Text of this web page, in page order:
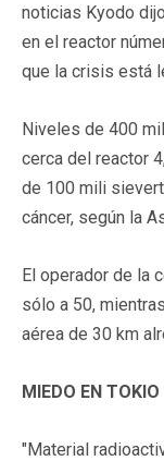
noticias Kyodo
en el reactor
que la crisis está
Niveles de 400
cerca del reactor
de 100 mili
cáncer, según la
El operador de la
sólo a 50,
aérea de 30 km
MIEDO EN TOKIO
"Material